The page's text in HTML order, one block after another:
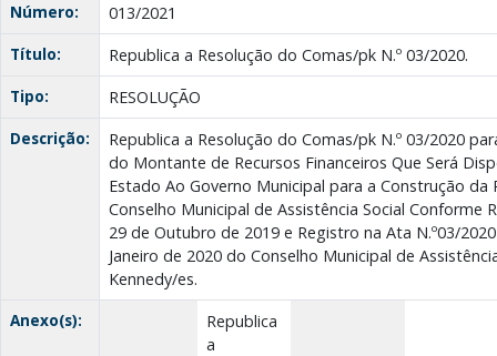
Número:
013/2021
Título:
Republica a Resolução do Comas/pk N.º 03/2020.
Tipo:
RESOLUÇÃO
Descrição:
Republica a Resolução do Comas/pk N.º 03/2020
do Montante de Recursos Financeiros Que Será
Estado Ao Governo Municipal para a Construção
Conselho Municipal de Assistência Social Conforme
29 de Outubro de 2019 e Registro na Ata N.º03/
Janeiro de 2020 do Conselho Municipal de
Kennedy/es.
Anexo(s):
Republica
a